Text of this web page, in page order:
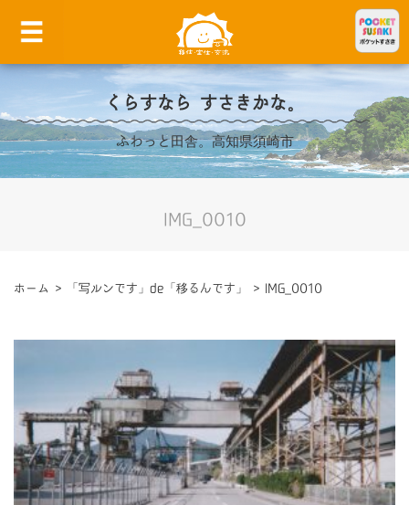
くらすなら すさきかな。
ふわっと田舎。高知県須崎市
IMG_0010
ホーム > 「写ルンです」de「移るんです」 > IMG_0010